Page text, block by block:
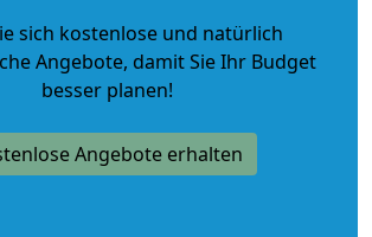
sich kostenlose und natürlich
Angebote, damit Sie Ihr Budget
besser planen!
Angebote erhalten